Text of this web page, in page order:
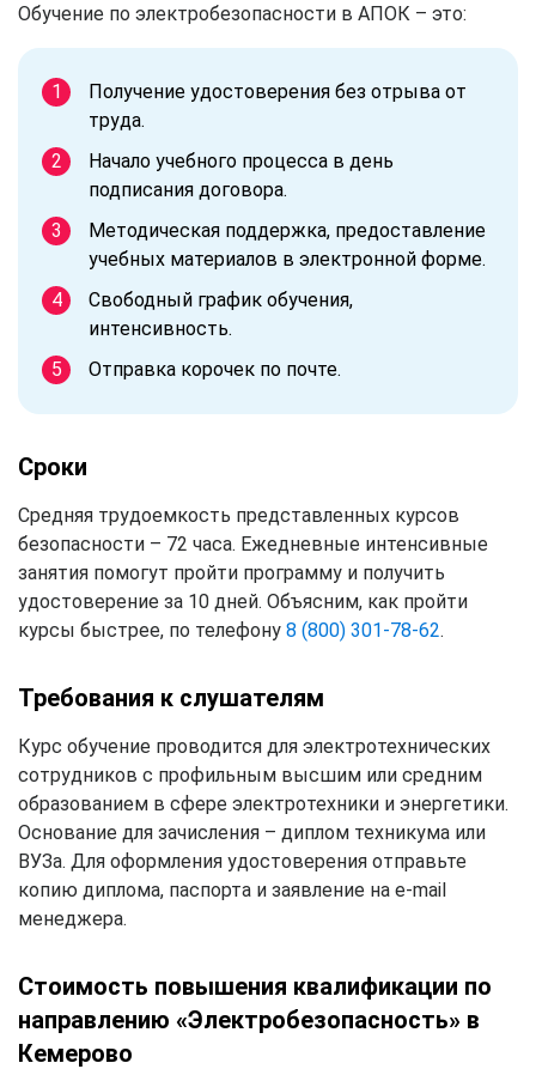
Обучение по электробезопасности в АПОК – это:
Получение удостоверения без отрыва от
труда.
Начало учебного процесса в день
подписания договора.
Методическая поддержка, предоставление
учебных материалов в электронной форме.
Свободный график обучения,
интенсивность.
Отправка корочек по почте.
Сроки
Средняя трудоемкость представленных курсов
безопасности – 72 часа. Ежедневные интенсивные
занятия помогут пройти программу и получить
удостоверение за 10 дней. Объясним, как пройти
курсы быстрее, по телефону 8 (800) 301-78-62.
Требования к слушателям
Курс обучение проводится для электротехнических
сотрудников с профильным высшим или средним
образованием в сфере электротехники и энергетики.
Основание для зачисления – диплом техникума или
ВУЗа. Для оформления удостоверения отправьте
копию диплома, паспорта и заявление на e-mail
менеджера.
Стоимость повышения квалификации по
направлению «Электробезопасность» в
Кемерово